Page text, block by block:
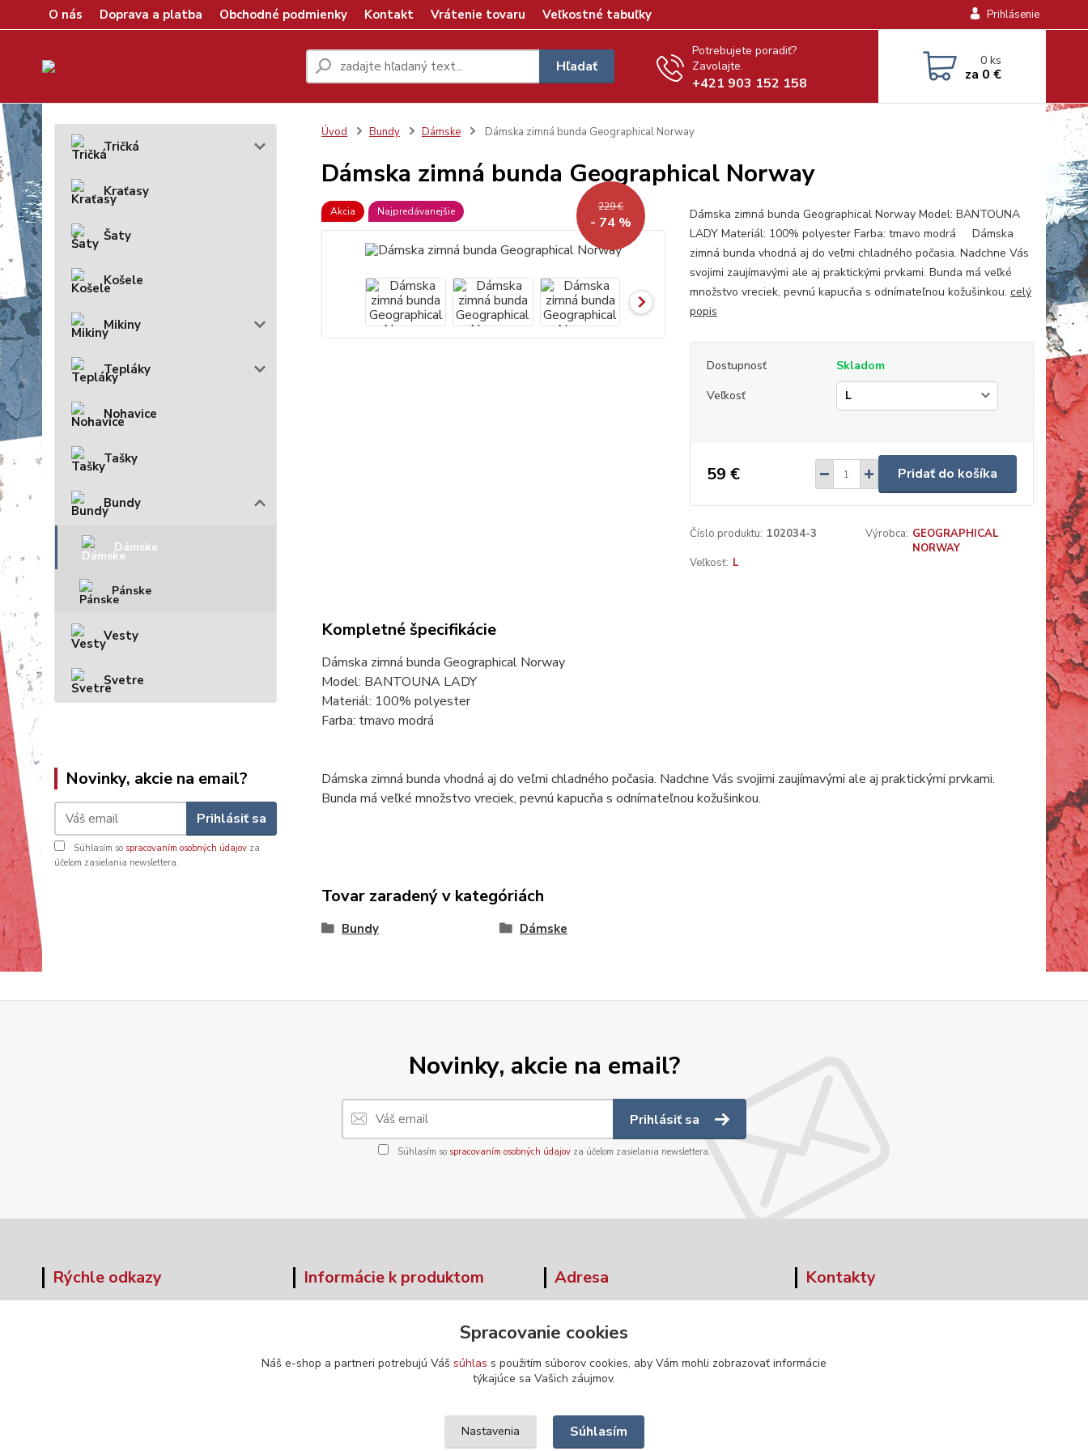
O nás Doprava a platba Obchodné podmienky Kontakt Vrátenie tovaru Veľkostné tabuľky Prihlásenie
Hľadať
Potrebujete poradiť?
Zavolajte.
+421 903 152 158
0ks
za 0 €
Tričká
Kraťasy
Šaty
Košele
Mikiny
Tepláky
Nohavice
Tašky
Bundy
Dámske
Pánske
Vesty
Svetre
Novinky, akcie na email?
Prihlásiť sa
Súhlasím so spracovaním osobných údajov za
účelom zasielania newslettera.
Úvod Bundy Dámske Dámska zimná bunda Geographical Norway
Dámska zimná bunda Geographical Norway
Akcia Najpredávanejšie 229 €
- 74 %
Dámska zimná bunda Geographical Norway Model: BANTOUNA
LADY Materiál: 100% polyester Farba: tmavo modrá Dámska
zimná bunda vhodná aj do veľmi chladného počasia. Nadchne Vás
svojimi zaujímavými ale aj praktickými prvkami. Bunda má veľké
množstvo vreciek, pevnú kapucňa s odnímateľnou kožušinkou. celý
popis
Dostupnosť
Skladom
Veľkosť
59 € Pridať do košíka
Číslo produktu: 102034-3 Výrobca: GEOGRAPHICAL
NORWAY
Veľkosť: L
Kompletné špecifikácie
Dámska zimná bunda Geographical Norway
Model: BANTOUNA LADY
Materiál: 100% polyester
Farba: tmavo modrá
Dámska zimná bunda vhodná aj do veľmi chladného počasia. Nadchne Vás svojimi zaujímavými ale aj praktickými prvkami.
Bunda má veľké množstvo vreciek, pevnú kapucňa s odnímateľnou kožušinkou.
Tovar zaradený v kategóriách
Bundy Dámske
Novinky, akcie na email?
Prihlásiť sa
Súhlasím so spracovaním osobných údajovza účelom zasielania newslettera.
Rýchle odkazy Informácie k produktom Adresa
Banská Bystrica
974 04
Kontakty
info@norwaywear.sk
Spracovanie cookies
Náš e-shop a partneri potrebujú Váš súhlas s použitím súborov cookies, aby Vám mohli zobrazovať informácie
týkajúce sa Vašich záujmov.
Nastavenia Súhlasím